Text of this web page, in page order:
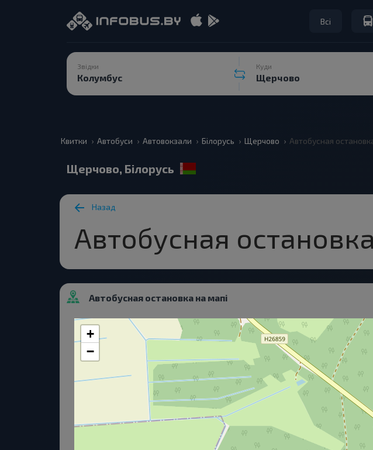
Всі
Звідки Куди
Квитки Автобуси Автовокзали Білорусь Щерчово Автобусная
Щерчово, Білорусь
Назад
Автобусная
Автобусная остановка на мапі
+
−